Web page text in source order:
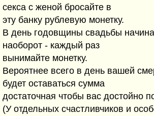
секса с женой бросайте в
эту банку рублевую монетку.
В день годовщины свадьбы
наоборот - каждый раз
вынимайте монетку.
Вероятнее всего в день вашей
будет оставаться сумма
достаточная чтобы вас достойно
(У отдельных счастливчиков и